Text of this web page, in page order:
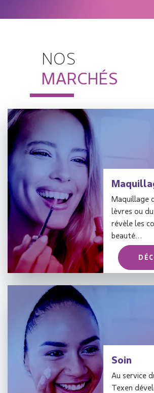
NOS
MARCHÉS
Maquillage
lèvres ou
révèle les
beauté…
Soin
Au service
Texen